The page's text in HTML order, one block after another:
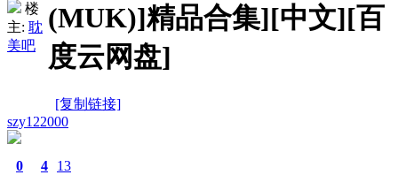
楼
主: 耽
美吧
(MUK)]精品合集][中文][百
度云网盘]
[复制链接]
szy122000
0 4 13